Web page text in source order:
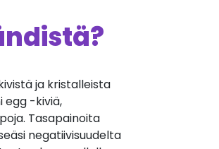
ja kristalleista
egg -kiviä,
Tasapainoita
negatiivisuudelta